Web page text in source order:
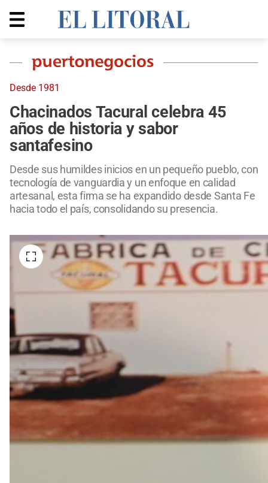
Desde 1981
Chacinados Tacural celebra 45
años de historia y sabor
santafesino
Desde sus humildes inicios en un pequeño pueblo, con
tecnología de vanguardia y un enfoque en calidad
artesanal, esta firma se ha expandido desde Santa Fe
hacia todo el país, consolidando su presencia.